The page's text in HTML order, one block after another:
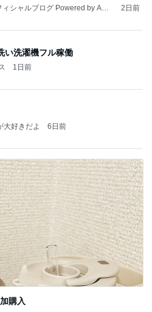
シャルブログ Powered by Ame
2日前
い洗濯機フル稼働
1日前
大好きだよ 6日前
購入